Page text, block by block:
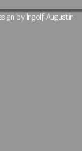
by Ingolf Augustin